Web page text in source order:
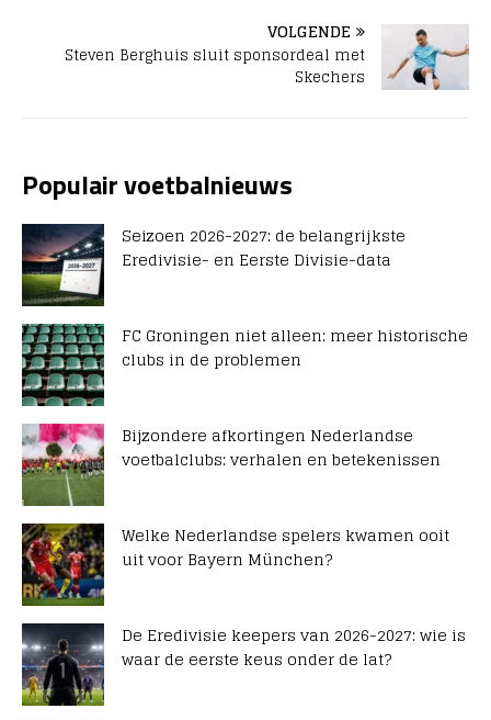
VOLGENDE
Steven Berghuis sluit sponsordeal met
Skechers
Populair voetbalnieuws
Seizoen 2026-2027: de belangrijkste
Eredivisie- en Eerste Divisie-data
FC Groningen niet alleen: meer historische
clubs in de problemen
Bijzondere afkortingen Nederlandse
voetbalclubs: verhalen en betekenissen
Welke Nederlandse spelers kwamen ooit
uit voor Bayern München?
De Eredivisie keepers van 2026-2027: wie is
waar de eerste keus onder de lat?